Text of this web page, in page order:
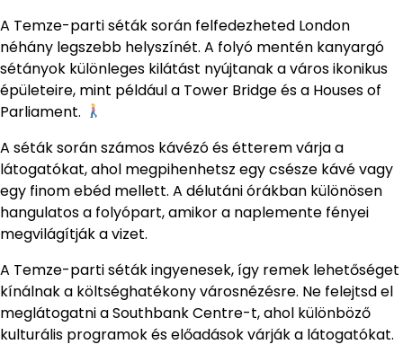
A Temze-parti séták során felfedezheted London
néhány legszebb helyszínét. A folyó mentén kanyargó
sétányok különleges kilátást nyújtanak a város ikonikus
épületeire, mint például a Tower Bridge és a Houses of
Parliament.
A séták során számos kávézó és étterem várja a
látogatókat, ahol megpihenhetsz egy csésze kávé vagy
egy finom ebéd mellett. A délutáni órákban különösen
hangulatos a folyópart, amikor a naplemente fényei
megvilágítják a vizet.
A Temze-parti séták ingyenesek, így remek lehetőséget
kínálnak a költséghatékony városnézésre. Ne felejtsd el
meglátogatni a Southbank Centre-t, ahol különböző
kulturális programok és előadások várják a látogatókat.